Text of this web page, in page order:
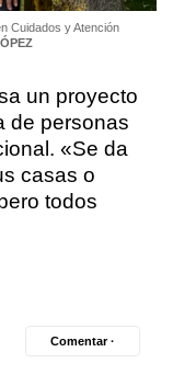
Cuidados y Atención
un proyecto
de personas
«Se da
casas o
todos
Comentar ·